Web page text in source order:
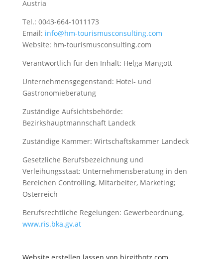
Austria
Tel.: 0043-664-1011173
Email: info@hm-tourismusconsulting.com
Website: hm-tourismusconsulting.com
Verantwortlich für den Inhalt: Helga Mangott
Unternehmensgegenstand: Hotel- und
Gastronomieberatung
Zuständige Aufsichtsbehörde:
Bezirkshauptmannschaft Landeck
Zuständige Kammer: Wirtschaftskammer Landeck
Gesetzliche Berufsbezeichnung und
Verleihungsstaat: Unternehmensberatung in den
Bereichen Controlling, Mitarbeiter, Marketing;
Österreich
Berufsrechtliche Regelungen: Gewerbeordnung,
www.ris.bka.gv.at